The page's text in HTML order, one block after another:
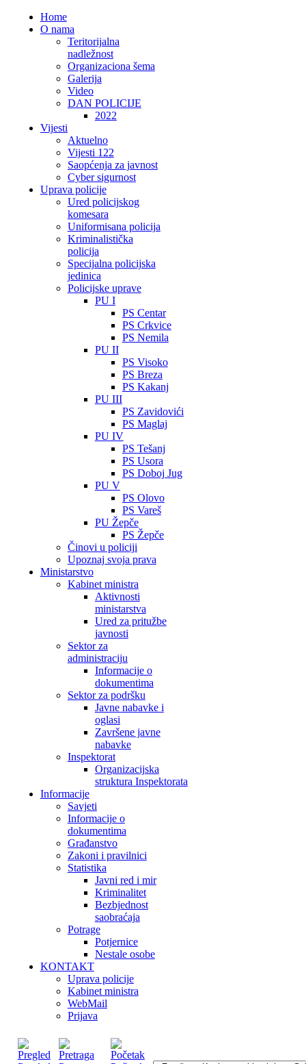
Home
O nama
Teritorijalna
nadležnost
Organizaciona šema
Galerija
Video
DAN POLICIJE
2022
Vijesti
Aktuelno
Vijesti 122
Saopćenja za javnost
Cyber sigurnost
Uprava policije
Ured policijskog
komesara
Uniformisana policija
Kriminalistička
policija
Specijalna policijska
jedinica
Policijske uprave
PU I
PS Centar
PS Crkvice
PS Nemila
PU II
PS Visoko
PS Breza
PS Kakanj
PU III
PS Zavidovići
PS Maglaj
PU IV
PS Tešanj
PS Usora
PS Doboj Jug
PU V
PS Olovo
PS Vareš
PU Žepče
PS Žepče
Činovi u policiji
Upoznaj svoja prava
Ministarstvo
Kabinet ministra
Aktivnosti
ministarstva
Ured za pritužbe
javnosti
Sektor za
administraciju
Informacije o
dokumentima
Sektor za podršku
Javne nabavke i
oglasi
Završene javne
nabavke
Inspektorat
Organizacijska
struktura Inspektorata
Informacije
Savjeti
Informacije o
dokumentima
Građanstvo
Zakoni i pravilnici
Statistika
Javni red i mir
Kriminalitet
Bezbjednost
saobraćaja
Potrage
Potjernice
Nestale osobe
KONTAKT
Uprava policije
Kabinet ministra
WebMail
Prijava